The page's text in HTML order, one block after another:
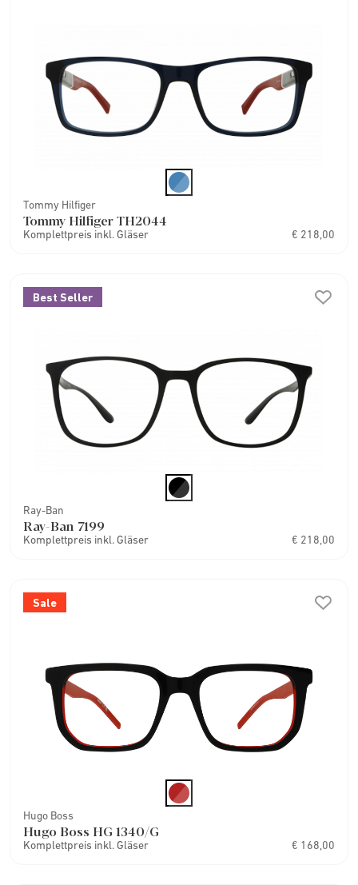
Tommy Hilfiger
Tommy Hilfiger TH2044
Komplettpreis inkl. Gläser € 218,00
Best Seller
Ray-Ban
Ray-Ban 7199
Komplettpreis inkl. Gläser € 218,00
Sale
Hugo Boss
Hugo Boss HG 1340/G
Komplettpreis inkl. Gläser € 168,00